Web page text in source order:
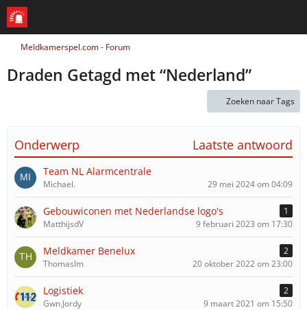
Meldkamerspel.com - Forum
Draden Getagd met “Nederland”
Zoeken naar Tags
Onderwerp Laatste antwoord
Team NL Alarmcentrale
Michael. 29 mei 2024 om 04:09
Gebouwiconen met Nederlandse logo's
1
MatthijsdV
9 februari 2023 om 17:30
Meldkamer Benelux
2
Thomaslm
20 oktober 2022 om 23:00
Logistiek
2
Gwn.Jordy
9 maart 2021 om 15:50